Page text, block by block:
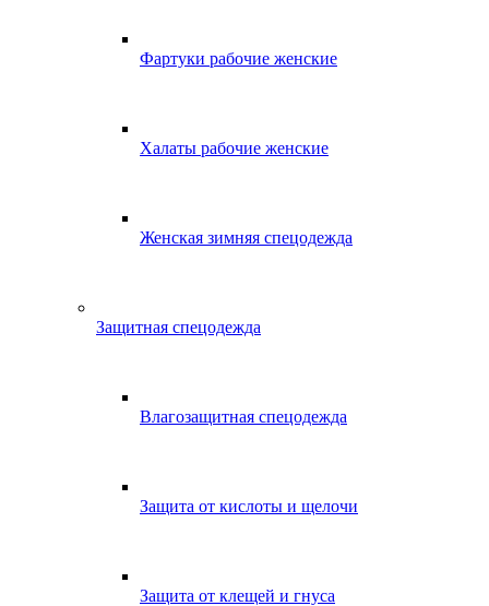
Фартуки рабочие женские
Халаты рабочие женские
Женская зимняя спецодежда
Защитная спецодежда
Влагозащитная спецодежда
Защита от кислоты и щелочи
Защита от клещей и гнуса